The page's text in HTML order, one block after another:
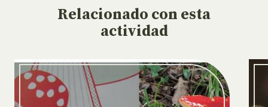
Relacionado con esta
actividad